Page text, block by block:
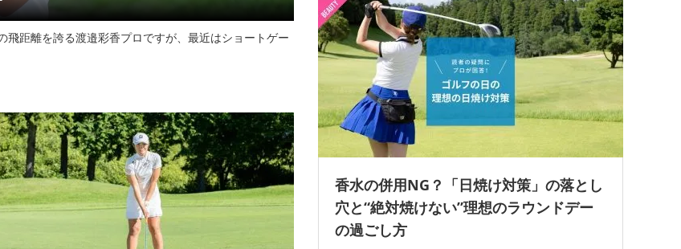
距離を誇る渡邉彩香プロですが、最近はショートゲー
香水の併用NG？「日焼け対策」の落とし
穴と“絶対焼けない”理想のラウンドデー
の過ごし方